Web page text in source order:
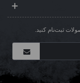
ثبت‌نام کنید.